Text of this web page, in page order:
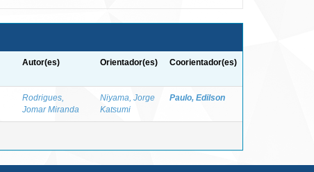
Autor(es) Orientador(es) Coorientador(es)
Rodrigues,
Jomar Miranda
Niyama, Jorge
Katsumi
Paulo, Edilson